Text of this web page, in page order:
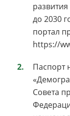
до 2030
портал
https://
Паспорт
Совета